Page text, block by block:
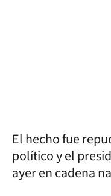
El hecho fue
político y el
ayer en cadena